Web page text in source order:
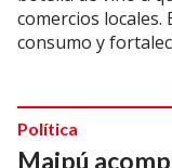
comercios locales.
consumo y
Maipú
Política